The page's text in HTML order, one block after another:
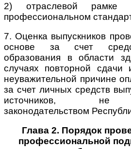
2) отраслевой рамке
профессиональном
7. Оценка выпускников
основе за счет
образования в области
случаях повторной
неуважительной причине
за счет личных средств
источников, не
законодательством
Глава 2. Порядок
профессиональной